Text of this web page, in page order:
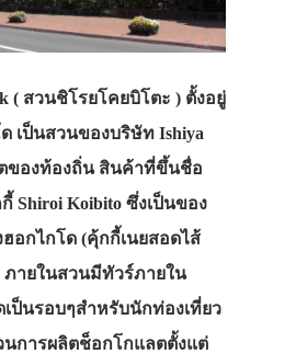
( สวนชิโรยโคยบิโตะ ) ตั้งอยู่
เป็นสวนของบริษัท Ishiya
ของท้องถิ่น สินค้าที่ขึ้นชื่อ
Shiroi Koibito ซึ่งเป็นของ
อกไกโด (คุ้กกี้เนยสอดไส้
ายในสวนมีทัวร์ภายใน
เป็นรอบๆสำหรับนักท่องเที่ยว
การผลิตช็อกโกแลตตั้งแต่